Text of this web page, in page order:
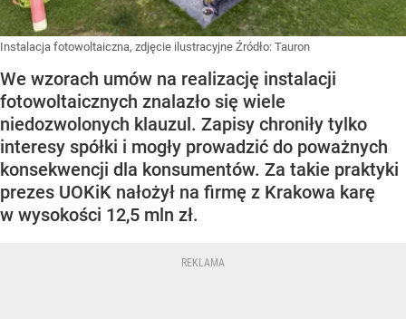
Instalacja fotowoltaiczna, zdjęcie ilustracyjne Źródło: Tauron
We wzorach umów na realizację instalacji
fotowoltaicznych znalazło się wiele
niedozwolonych klauzul. Zapisy chroniły tylko
interesy spółki i mogły prowadzić do poważnych
konsekwencji dla konsumentów. Za takie praktyki
prezes UOKiK nałożył na firmę z Krakowa karę
w wysokości 12,5 mln zł.